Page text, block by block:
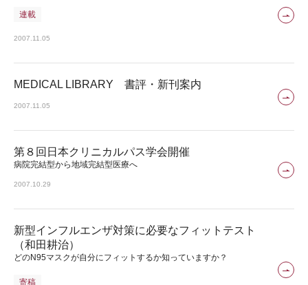
連載
2007.11.05
MEDICAL LIBRARY 書評・新刊案内
2007.11.05
第８回日本クリニカルパス学会開催
病院完結型から地域完結型医療へ
2007.10.29
新型インフルエンザ対策に必要なフィットテスト
（和田耕治）
どのN95マスクが自分にフィットするか知っていますか？
寄稿